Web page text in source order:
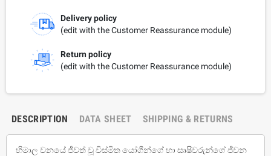
Delivery policy
(edit with the Customer Reassurance module)
Return policy
(edit with the Customer Reassurance module)
DESCRIPTION DATA SHEET SHIPPING & RETURNS
හිමාල වනයේ ජීවත් වූ විස්මිත යෝගීන්ගේ හා සෘෂිවරුන්ගේ ජීවන